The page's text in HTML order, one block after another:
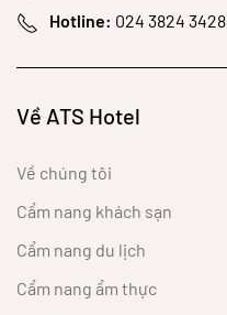
Hotline: 024 3824 3428
Về ATS Hotel
Về chúng tôi
Cẩm nang khách sạn
Cẩm nang du lịch
Cẩm nang ẩm thực